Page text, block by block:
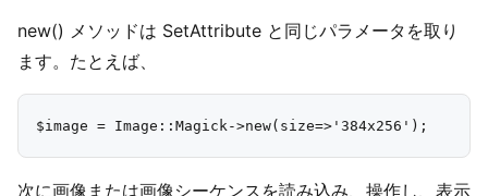
new() メソッドは SetAttribute と同じパラメータを取り
ます。たとえば、
次に画像または画像シーケンスを読み込み、操作し、表示